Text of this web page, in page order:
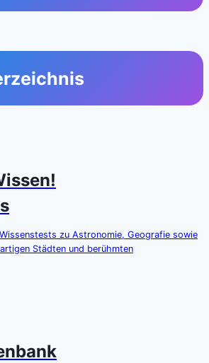
zu Astronomie, Geografie sowie
Städten und berühmten